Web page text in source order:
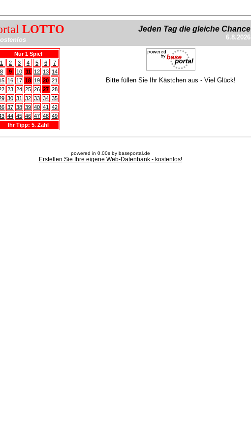
LOTTO Jeden Tag die gleiche Chance
6.8.2026
Nur 1 Spiel
1
2 3 4 5 6
7
8
9 10 11 12 13 14
16 17 18 19 20 21
23 24 25 26 27 28
30 31 32 33 34 35
37 38 39 40 41
42
44 45 46 47 48 49
Ihr Tipp: 5. Zahl
Bitte füllen Sie Ihr Kästchen aus - Viel Glück!
powered in 0.00s by baseportal.de
Erstellen Sie Ihre eigene Web-Datenbank - kostenlos!